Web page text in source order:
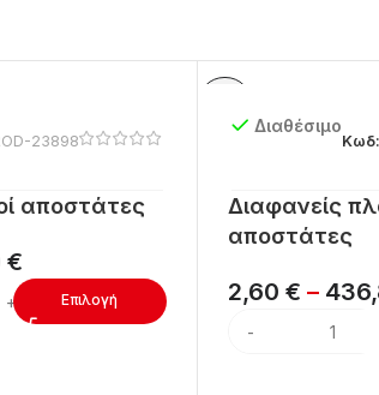
23898
αποστάτες
€
Επιλογή
Διαθέσιμο
Κωδ:
Διαφανείς
αποστάτες
2,60 € –